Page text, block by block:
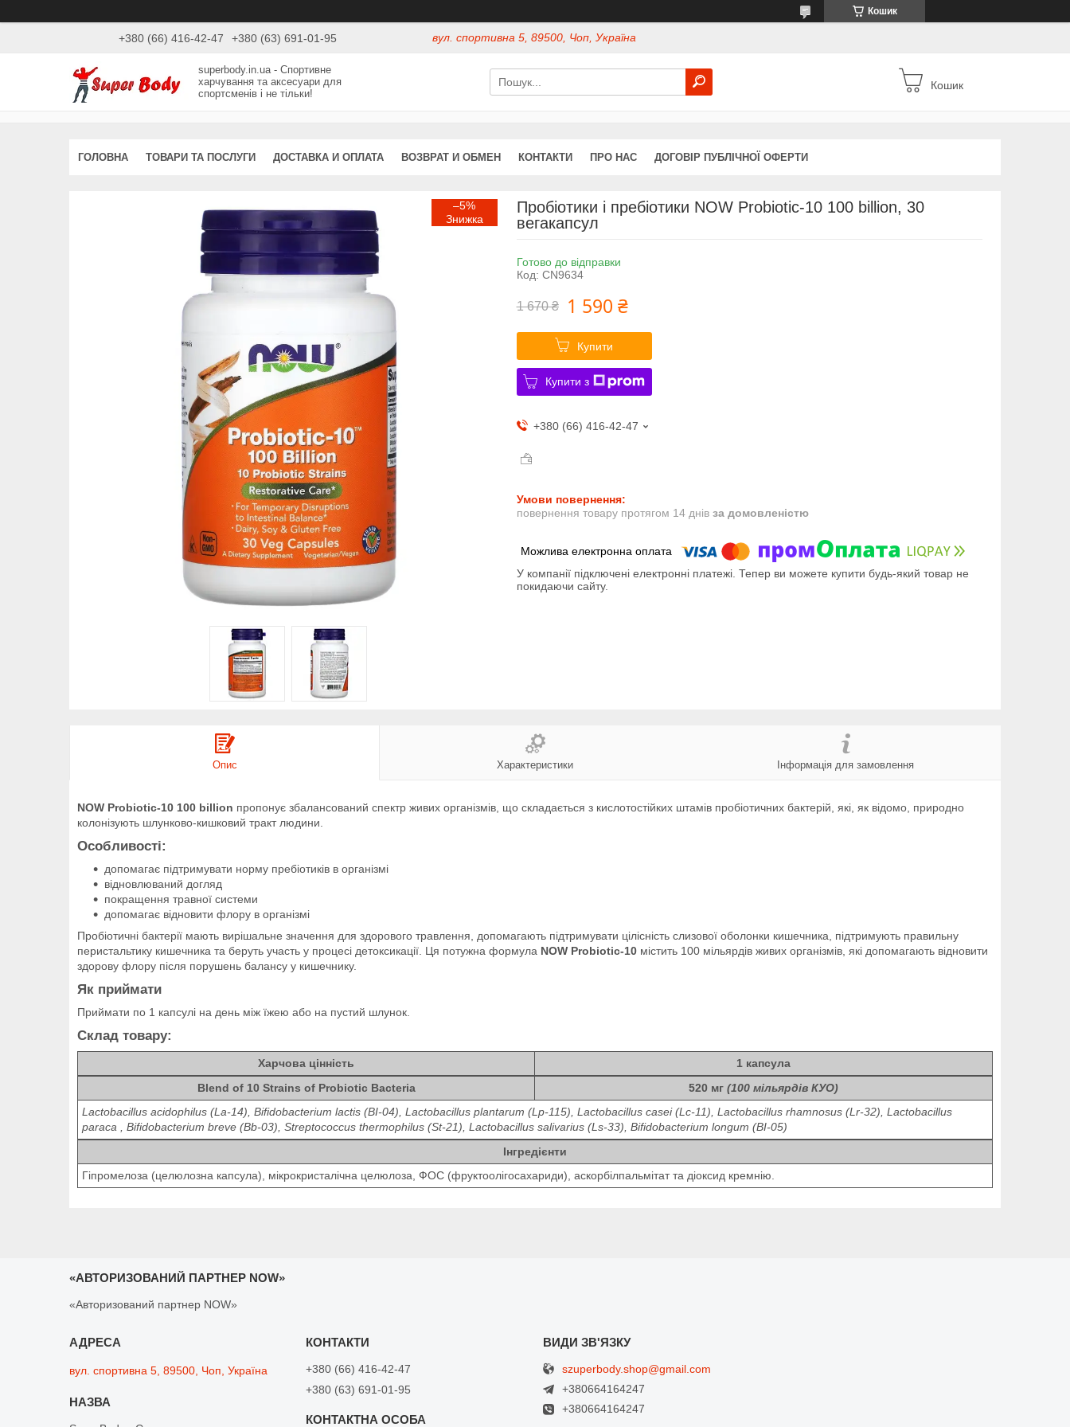
Кошик
+380 (66) 416-42-47 +380 (63) 691-01-95 вул. спортивна 5, 89500, Чоп, Україна
superbody.in.ua - Спортивне
харчування та аксесуари для
спортсменів і не тільки!
Кошик
ГОЛОВНА ТОВАРИ ТА ПОСЛУГИ ДОСТАВКА И ОПЛАТА ВОЗВРАТ И ОБМЕН КОНТАКТИ ПРО НАС ДОГОВІР ПУБЛІЧНОЇ ОФЕРТИ
–5%
Пробіотики і пребіотики NOW Probiotic-10 100 billion, 30
вегакапсул
Готово до відправки
Код: CN9634
1 670 ₴ 1 590 ₴
Купити
Купити з
+380 (66) 416-42-47
повернення товару протягом 14 днів за домовленістю
У компанії підключені електронні платежі. Тепер ви можете купити будь-який товар не
покидаючи сайту.
Опис Характеристики Інформація для замовлення
NOW Probiotic-10 100 billion пропонує збалансований спектр живих організмів, що складається з кислотостійких штамів пробіотичних бактерій, які, як відомо, природно
колонізують шлунково-кишковий тракт людини.
Особливості:
допомагає підтримувати норму пребіотиків в організмі
відновлюваний догляд
покращення травної системи
допомагає відновити флору в організмі
Пробіотичні бактерії мають вирішальне значення для здорового травлення, допомагають підтримувати цілісність слизової оболонки кишечника, підтримують правильну
перистальтику кишечника та беруть участь у процесі детоксикації. Ця потужна формула NOW Probiotic-10 містить 100 мільярдів живих організмів, які допомагають відновити
здорову флору після порушень балансу у кишечнику.
Як приймати
Приймати по 1 капсулі на день між їжею або на пустий шлунок.
Склад товару:
Харчова цінність
1 капсула
Blend of 10 Strains of Probiotic Bacteria
520 мг (100 мільярдів КУО)
Lactobacillus acidophilus (La-14), Bifidobacterium lactis (BI-04), Lactobacillus plantarum (Lp-115), Lactobacillus casei (Lc-11), Lactobacillus rhamnosus (Lr-32), Lactobacillus
paraca , Bifidobacterium breve (Bb-03), Streptococcus thermophilus (St-21), Lactobacillus salivarius (Ls-33), Bifidobacterium longum (BI-05)
Інгредієнти
Гіпромелоза (целюлозна капсула), мікрокристалічна целюлоза, ФОС (фруктоолігосахариди), аскорбілпальмітат та діоксид кремнію.
«АВТОРИЗОВАНИЙ ПАРТНЕР NOW»
«Авторизований партнер NOW»
вул. спортивна 5, 89500, Чоп, Україна
+380 (66) 416-42-47
+380 (63) 691-01-95
szuperbody.shop@gmail.com
+380664164247
+380664164247